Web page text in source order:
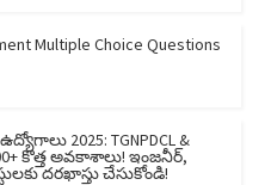
Multiple Choice Questions
2025: TGNPDCL &
కొత్త అవకాశాలు! ఇంజనీర్,
దరఖాస్తు చేసుకోండి!